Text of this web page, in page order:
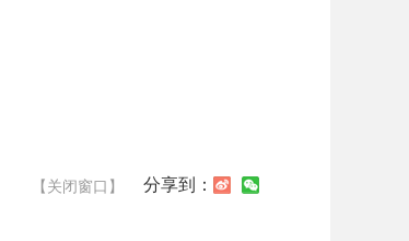
【关闭窗口】 分享到：